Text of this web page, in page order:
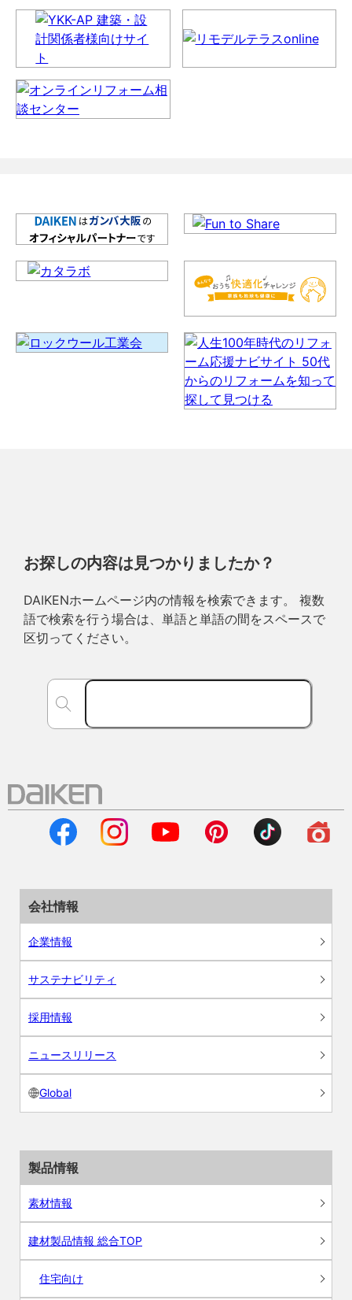
お探しの内容は見つかりましたか？
DAIKENホームページ内の情報を検索できます。 複数
語で検索を行う場合は、単語と単語の間をスペースで
区切ってください。
会社情報
企業情報
サステナビリティ
採用情報
ニュースリリース
Global
製品情報
素材情報
建材製品情報 総合TOP
住宅向け